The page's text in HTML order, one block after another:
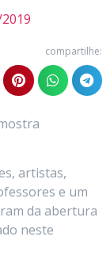
compartilhe:
artistas,
e um
da abertura
neste